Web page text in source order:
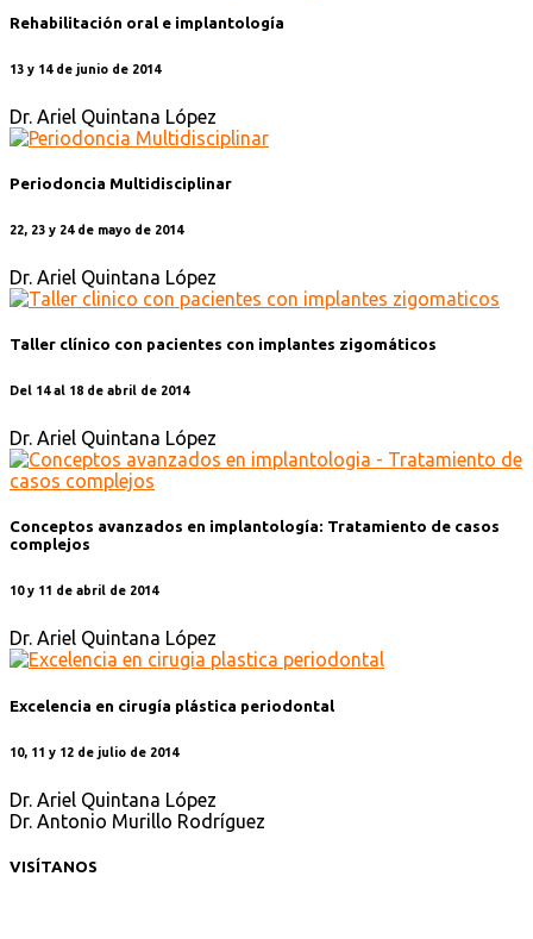
Rehabilitación oral e implantología
13 y 14 de junio de 2014
Dr. Ariel Quintana López
Periodoncia Multidisciplinar
22, 23 y 24 de mayo de 2014
Dr. Ariel Quintana López
Taller clínico con pacientes con implantes zigomáticos
Del 14 al 18 de abril de 2014
Dr. Ariel Quintana López
Conceptos avanzados en implantología: Tratamiento de casos
complejos
10 y 11 de abril de 2014
Dr. Ariel Quintana López
Excelencia en cirugía plástica periodontal
10, 11 y 12 de julio de 2014
Dr. Ariel Quintana López
Dr. Antonio Murillo Rodríguez
VISÍTANOS